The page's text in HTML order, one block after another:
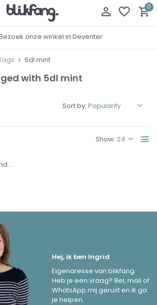
0
onze winkel in Deventer
5dl mint
with 5dl mint
Show:
Sort by:
Hej, ik ben Ingrid
Eigenaresse van blikfang.
Heb je een vraag? Bel, mail of
WhatsApp mij gerust en ik ga
je helpen.